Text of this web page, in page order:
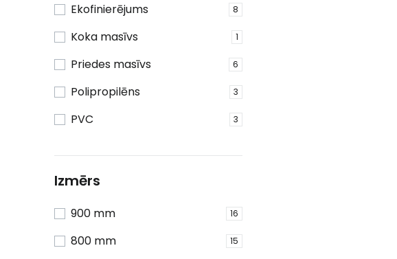
Ekofinierējums 8
Koka masīvs 1
Priedes masīvs 6
Polipropilēns 3
PVC 3
Izmērs
900 mm 16
800 mm 15